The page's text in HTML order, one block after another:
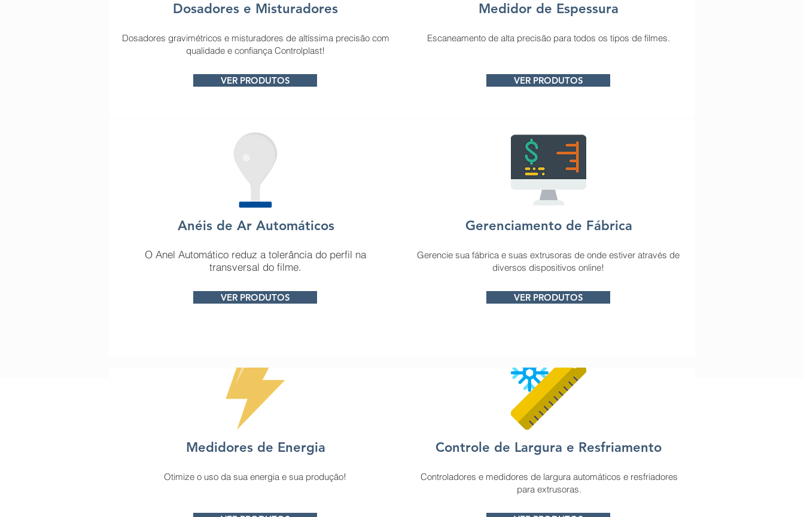
Dosadores e Misturadores
Dosadores gravimétricos e misturadores de altíssima precisão com
qualidade e confiança Controlplast!
VER PRODUTOS
Medidor de Espessura
Escaneamento de alta precisão para todos os tipos de filmes.
VER PRODUTOS
Medidores de Energia
Otimize o uso da sua energia e sua produção!
Controle de Largura e Resfriamento
Controladores e medidores de largura automáticos e resfriadores
para extrusoras.
Anéis de Ar Automáticos
O Anel Automático reduz a tolerância do perfil na
transversal do filme.
VER PRODUTOS
Gerenciamento de Fábrica
Gerencie sua fábrica e suas extrusoras de onde estiver através de
diversos dispositivos online!
VER PRODUTOS